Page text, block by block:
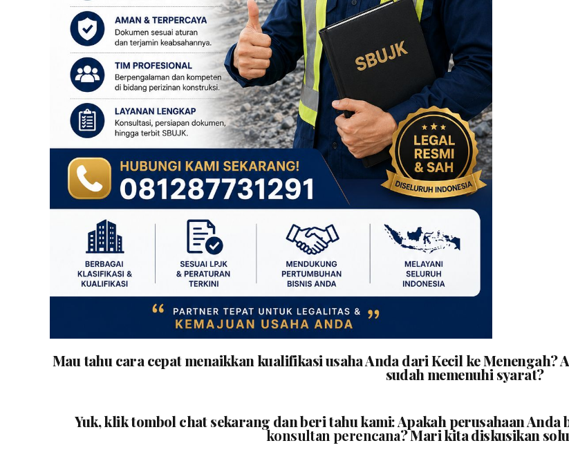
Mau tahu cara cepat menaikkan kualifikasi usaha Anda dari Kecil ke Menengah?
sudah memenuhi syarat?
Yuk, klik tombol chat sekarang dan beri tahu kami: Apakah perusahaan
konsultan perencana? Mari kita diskusikan